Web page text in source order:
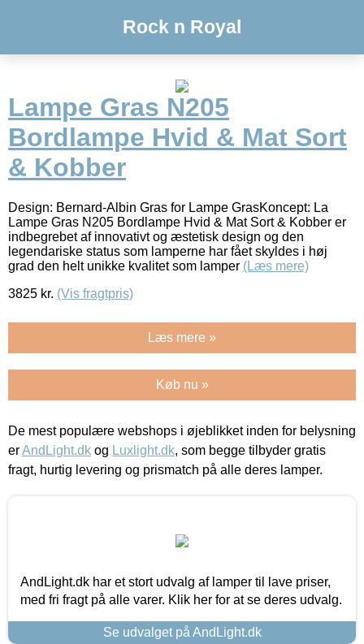
Rock n Royal
Lampe Gras N205
Bordlampe Hvid & Mat Sort
& Kobber
Design: Bernard-Albin Gras for Lampe GrasKoncept: La
Lampe Gras N205 Bordlampe Hvid & Mat Sort & Kobber er
indbegrebet af innovativt og æstetisk design og den
legendariske status som lamperne har fået skyldes i høj
grad den helt unikke kvalitet som lamper (Læs mere)
3825 kr. (Vis fragtpris)
Læs mere »
Køb nu »
De mest populære webshops i øjeblikket inden for belysning
erAndLight.dk og Luxlight.dk, som begge tilbyder gratis
fragt, hurtig levering og prismatch på alle deres lamper.
AndLight.dk har et stort udvalg af lamper til lave priser,
med fri fragt på alle varer. Klik her for at se deres udvalg.
Se udvalget på AndLight.dk